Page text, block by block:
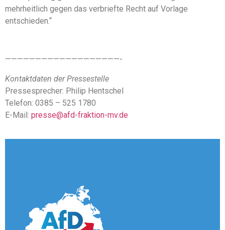
mehrheitlich gegen das verbriefte Recht auf Vorlage
entschieden.“
———————————————————-
Kontaktdaten der Pressestelle
Pressesprecher: Philip Hentschel
Telefon: 0385 – 525 1780
E-Mail: presse@afd-fraktion-mv.de